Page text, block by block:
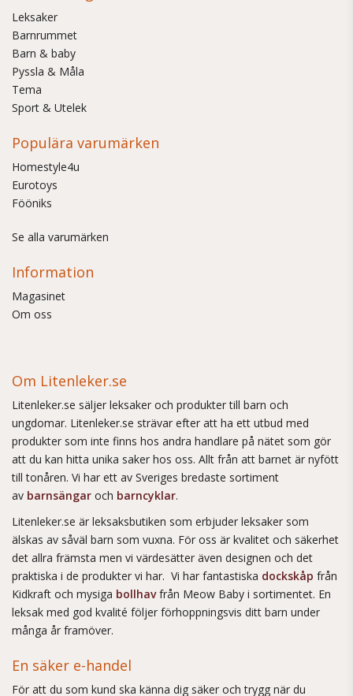
Leksaker
Barnrummet
Barn & baby
Pyssla & Måla
Tema
Sport & Utelek
Populära varumärken
Homestyle4u
Eurotoys
Fööniks
Se alla varumärken
Information
Magasinet
Om oss
Om Litenleker.se
Litenleker.se säljer leksaker och produkter till barn och
ungdomar. Litenleker.se strävar efter att ha ett utbud med
produkter som inte finns hos andra handlare på nätet som gör
att du kan hitta unika saker hos oss. Allt från att barnet är nyfött
till tonåren. Vi har ett av Sveriges bredaste sortiment
av barnsängar och barncyklar.
Litenleker.se är leksaksbutiken som erbjuder leksaker som
älskas av såväl barn som vuxna. För oss är kvalitet och säkerhet
det allra främsta men vi värdesätter även designen och det
praktiska i de produkter vi har. Vi har fantastiska dockskåp från
Kidkraft och mysiga bollhavfrån Meow Baby i sortimentet. En
leksak med god kvalité följer förhoppningsvis ditt barn under
många år framöver.
En säker e-handel
För att du som kund ska känna dig säker och trygg när du